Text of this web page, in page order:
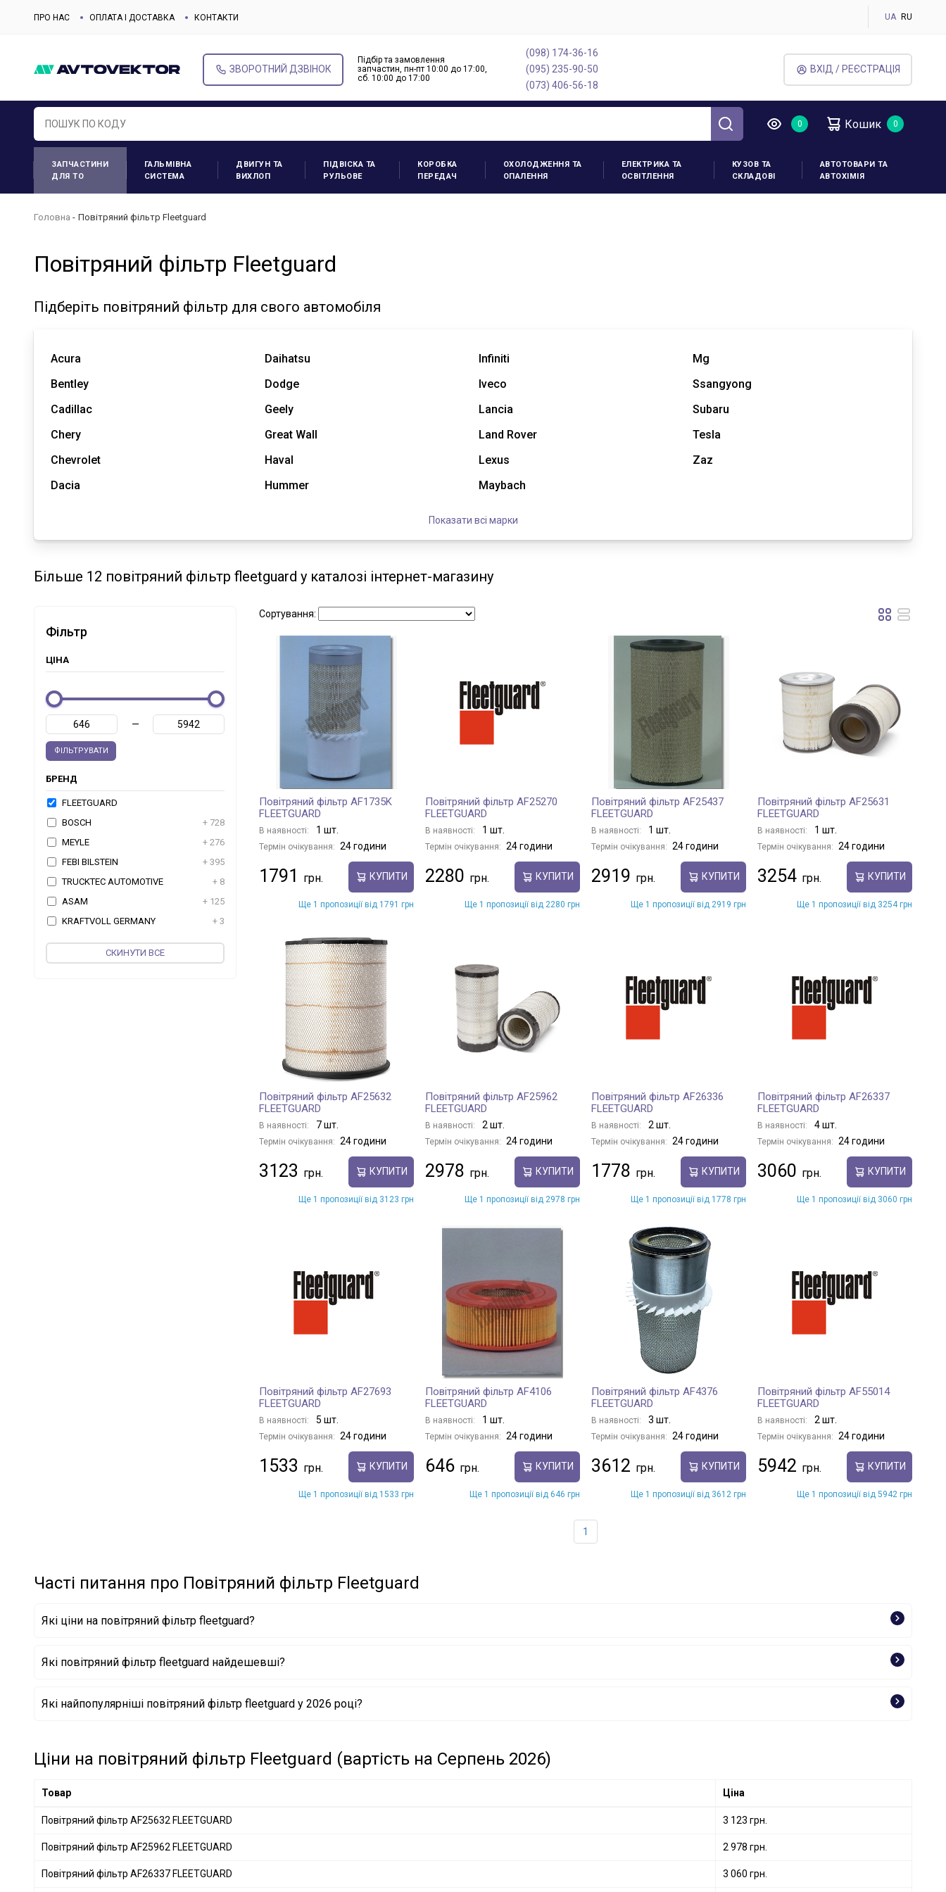
ПРО НАС ОПЛАТА І ДОСТАВКА КОНТАКТИ UA RU
ЗВОРОТНИЙ ДЗВІНОК
Підбір та замовлення
запчастин, пн-пт 10:00 до 17:00,
cб. 10:00 до 17:00
(098) 174-36-16
(095) 235-90-50
(073) 406-56-18
ВХІД / РЕЄСТРАЦІЯ
Кошик
ЗАПЧАСТИНИ
ДЛЯ ТО
ГАЛЬМІВНА
СИСТЕМА
ДВИГУН ТА
ВИХЛОП
ПІДВІСКА ТА
РУЛЬОВЕ
КОРОБКА
ПЕРЕДАЧ
ОХОЛОДЖЕННЯ ТА
ОПАЛЕННЯ
ЕЛЕКТРИКА ТА
ОСВІТЛЕННЯ
КУЗОВ ТА
СКЛАДОВІ
АВТОТОВАРИ ТА
АВТОХІМІЯ
Головна Повітряний фільтр Fleetguard
Повітряний фільтр Fleetguard
Підберіть повітряний фільтр для свого автомобіля
Acura
Bentley
Cadillac
Chery
Chevrolet
Dacia
Daihatsu
Dodge
Geely
Great Wall
Haval
Hummer
Infiniti
Iveco
Lancia
Land Rover
Lexus
Maybach
Mg
Ssangyong
Subaru
Tesla
Zaz
Показати всі марки
Більше 12 повітряний фільтр fleetguard у каталозі інтернет-магазину
Фільтр
ЦІНА
—
ФІЛЬТРУВАТИ
БРЕНД
FLEETGUARD
BOSCH
+ 728
MEYLE
+ 276
FEBI BILSTEIN
+ 395
TRUCKTEC AUTOMOTIVE
+ 8
ASAM
+ 125
KRAFTVOLL GERMANY
+ 3
JP GROUP
+ 47
vika
+ 63
MANDO
+ 102
JAPANPARTS
+ 446
HERTH+BUSS JAKOPARTS
+ 288
MAHLE
+ 486
ALCO FILTER
+ 89
STARLINE
+ 237
SpeedMate
+ 1
СКИНУТИ ВСЕ
Сортування:
Повітряний фільтр AF1735K
FLEETGUARD
В наявності: 1 шт.
Термін очікування: 24 години
1791 КУПИТИ
Ще 1 пропозиції від 1791 грн
Повітряний фільтр AF25270
FLEETGUARD
В наявності: 1 шт.
Термін очікування: 24 години
2280 КУПИТИ
Ще 1 пропозиції від 2280 грн
Повітряний фільтр AF25437
FLEETGUARD
В наявності: 1 шт.
Термін очікування: 24 години
2919 КУПИТИ
Ще 1 пропозиції від 2919 грн
Повітряний фільтр AF25631
FLEETGUARD
В наявності: 1 шт.
Термін очікування: 24 години
3254 КУПИТИ
Ще 1 пропозиції від 3254 грн
Повітряний фільтр AF25632
FLEETGUARD
В наявності: 7 шт.
Термін очікування: 24 години
3123 КУПИТИ
Ще 1 пропозиції від 3123 грн
Повітряний фільтр AF25962
FLEETGUARD
В наявності: 2 шт.
Термін очікування: 24 години
2978 КУПИТИ
Ще 1 пропозиції від 2978 грн
Повітряний фільтр AF26336
FLEETGUARD
В наявності: 2 шт.
Термін очікування: 24 години
1778 КУПИТИ
Ще 1 пропозиції від 1778 грн
Повітряний фільтр AF26337
FLEETGUARD
В наявності: 4 шт.
Термін очікування: 24 години
3060 КУПИТИ
Ще 1 пропозиції від 3060 грн
Повітряний фільтр AF27693
FLEETGUARD
В наявності: 5 шт.
Термін очікування: 24 години
1533 КУПИТИ
Ще 1 пропозиції від 1533 грн
Повітряний фільтр AF4106
FLEETGUARD
В наявності: 1 шт.
Термін очікування: 24 години
646 КУПИТИ
Ще 1 пропозиції від 646 грн
Повітряний фільтр AF4376
FLEETGUARD
В наявності: 3 шт.
Термін очікування: 24 години
3612 КУПИТИ
Ще 1 пропозиції від 3612 грн
Повітряний фільтр AF55014
FLEETGUARD
В наявності: 2 шт.
Термін очікування: 24 години
5942 КУПИТИ
Ще 1 пропозиції від 5942 грн
1
Часті питання про Повітряний фільтр Fleetguard
Які ціни на повітряний фільтр fleetguard?
Які повітряний фільтр fleetguard найдешевші?
Повітряний фільтр AF27693 FLEETGUARD
Які найпопулярніші повітряний фільтр fleetguard у 2026 році?
Ціни на повітряний фільтр Fleetguard (вартість на Серпень 2026)
Товар Ціна
Повітряний фільтр AF25632 FLEETGUARD 3 123 грн.
Повітряний фільтр AF25962 FLEETGUARD 2 978 грн.
Повітряний фільтр AF26337 FLEETGUARD 3 060 грн.